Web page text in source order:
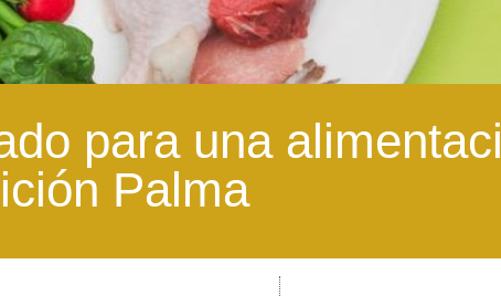
para una
Palma